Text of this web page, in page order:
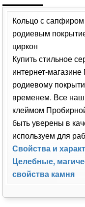
Кольцо с
родиевым
циркон
Купить стильное
интернет-
родиевому
временем. Все
клеймом
быть уверены в
используем для
Свойства и
Целебные,
свойства камня